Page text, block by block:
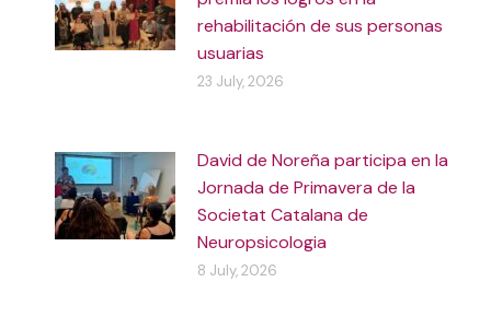
rehabilitación de sus personas
usuarias
23 July, 2026
David de Noreña participa en la
Jornada de Primavera de la
Societat Catalana de
Neuropsicologia
8 July, 2026